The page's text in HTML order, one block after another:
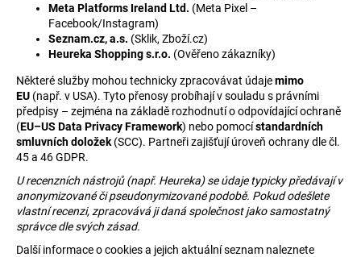
Meta Platforms Ireland Ltd. (Meta Pixel –
Facebook/Instagram)
Seznam.cz, a.s. (Sklik, Zboží.cz)
Heureka Shopping s.r.o. (Ověřeno zákazníky)
Některé služby mohou technicky zpracovávat údajemimo
EU (např. v USA). Tyto přenosy probíhají v souladu s právními
předpisy – zejména na základě rozhodnutí o odpovídající ochraně
(EU–US Data Privacy Framework) nebo pomocístandardních
smluvních doložek (SCC). Partneři zajišťují úroveň ochrany dle čl.
45 a 46 GDPR.
U recenzních nástrojů (např. Heureka) se údaje typicky předávají v
anonymizované či pseudonymizované podobě. Pokud odešlete
vlastní recenzi, zpracovává ji daná společnost jako samostatný
správce dle svých zásad.
Další informace o cookies a jejich aktuální seznam naleznete